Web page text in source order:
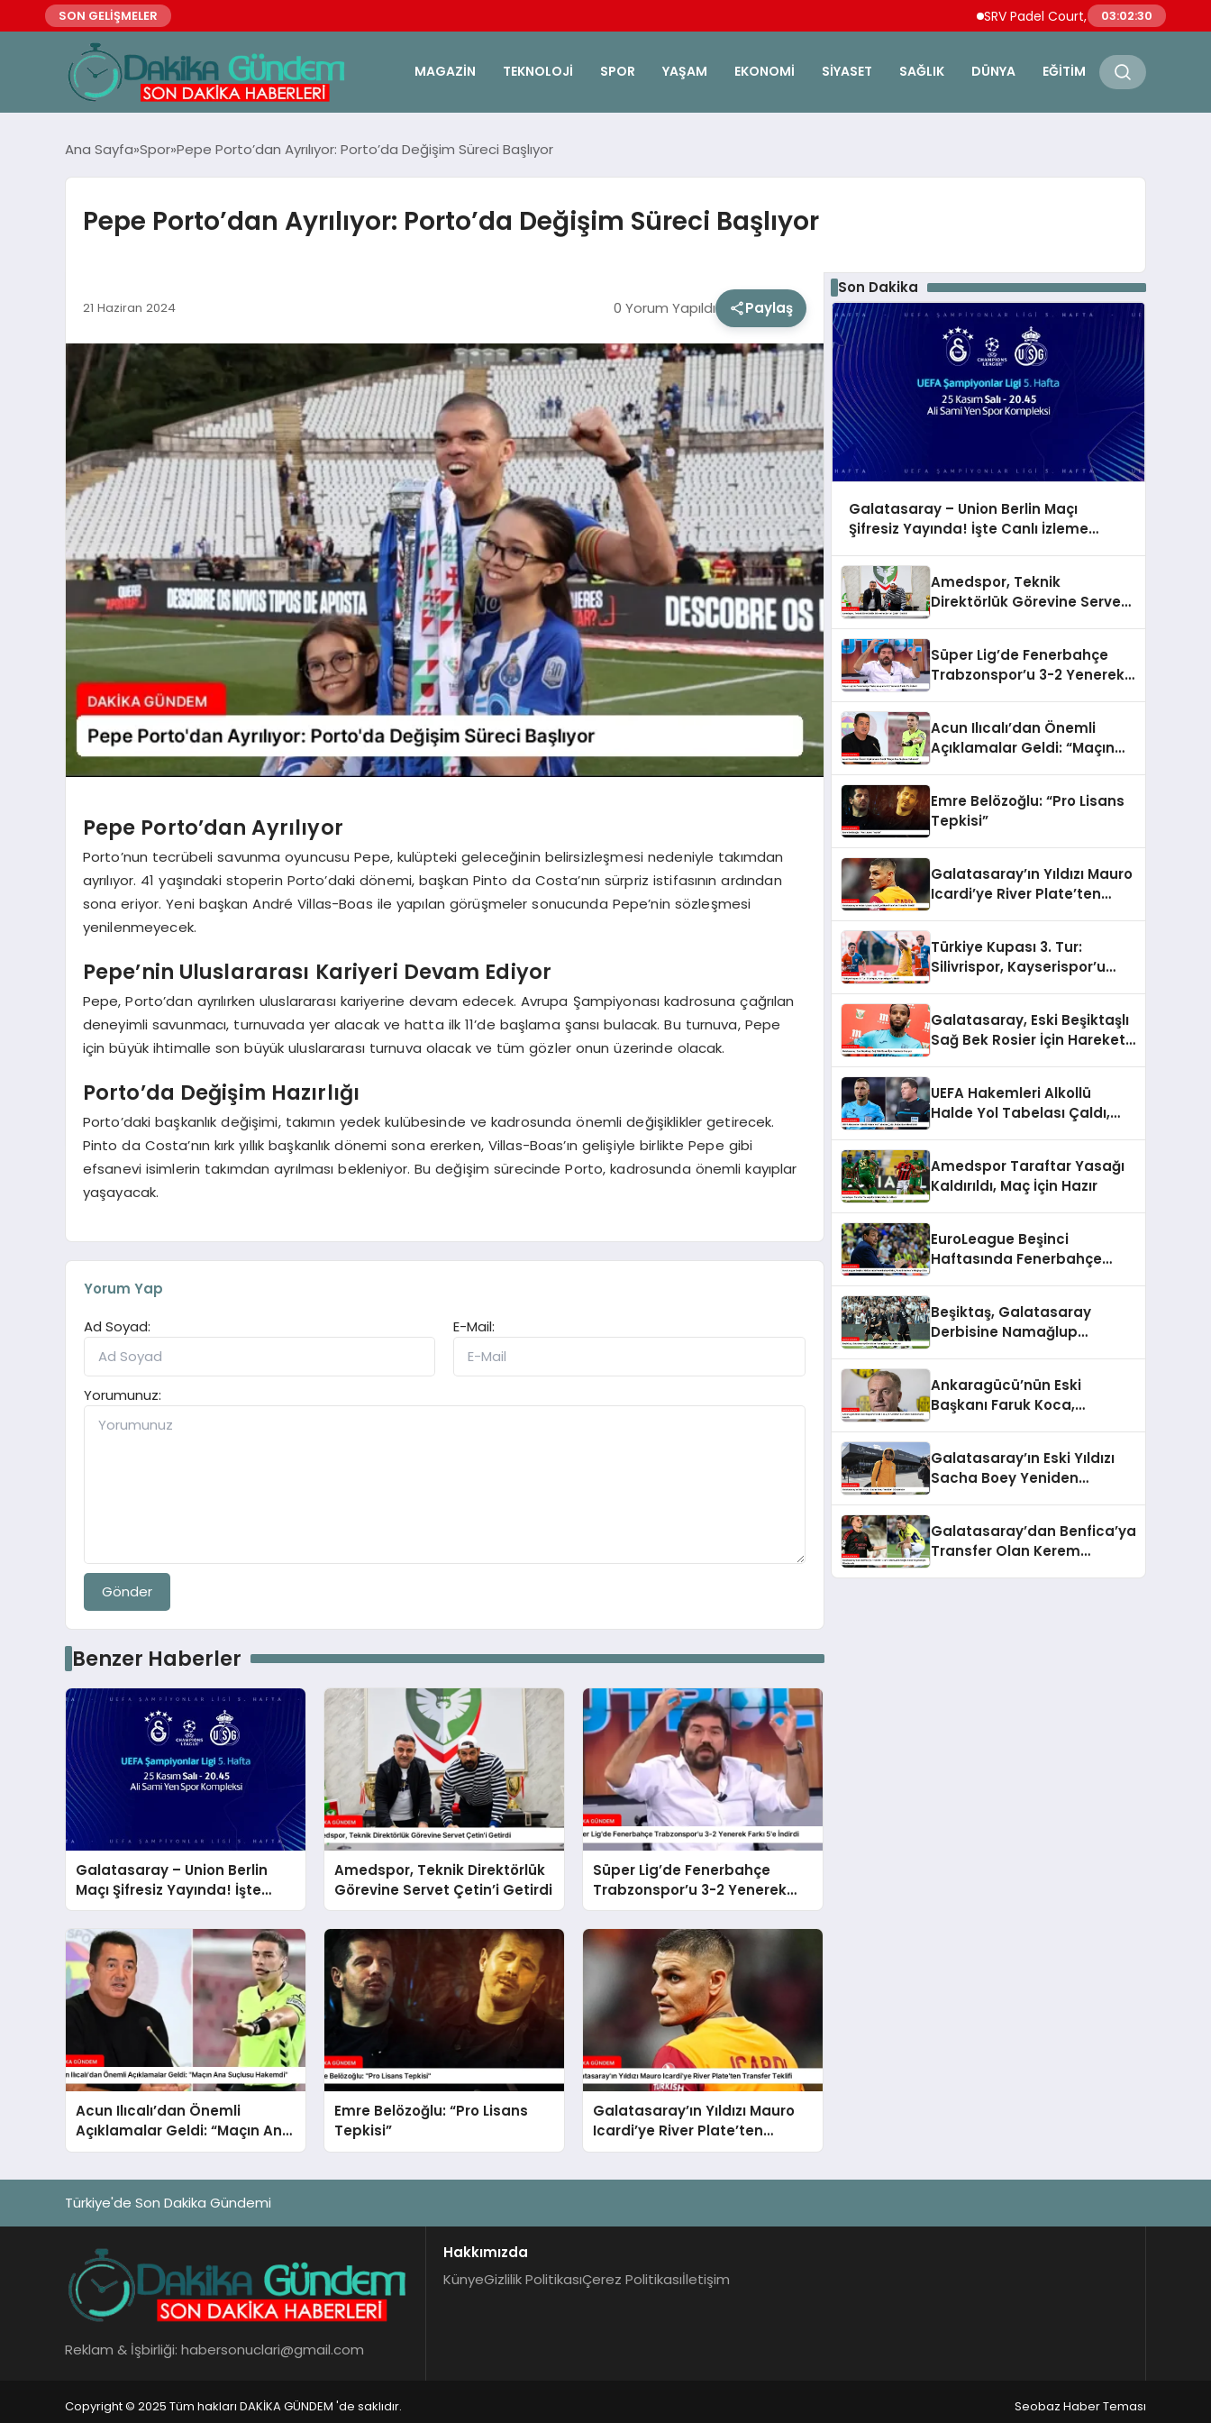
SON GELİŞMELER SRV Padel Court, Türkiye’de Padel
03:02:31
MAGAZIN TEKNOLOJI SPOR YAŞAM EKONOMI SIYASET SAĞLIK DÜNYA EĞITIM
Ana Sayfa Spor Pepe Porto’dan Ayrılıyor: Porto’da Değişim Süreci Başlıyor
Pepe Porto’dan Ayrılıyor: Porto’da Değişim Süreci Başlıyor
21 Haziran 2024 0 Yorum Yapıldı Paylaş
Pepe Porto’dan Ayrılıyor
Porto’nun tecrübeli savunma oyuncusu Pepe, kulüpteki geleceğinin belirsizleşmesi nedeniyle takımdan
ayrılıyor. 41 yaşındaki stoperin Porto’daki dönemi, başkan Pinto da Costa’nın sürpriz istifasının ardından
sona eriyor. Yeni başkan André Villas-Boas ile yapılan görüşmeler sonucunda Pepe’nin sözleşmesi
yenilenmeyecek.
Pepe’nin Uluslararası Kariyeri Devam Ediyor
Pepe, Porto’dan ayrılırken uluslararası kariyerine devam edecek. Avrupa Şampiyonası kadrosuna çağrılan
deneyimli savunmacı, turnuvada yer alacak ve hatta ilk 11’de başlama şansı bulacak. Bu turnuva, Pepe
için büyük ihtimalle son büyük uluslararası turnuva olacak ve tüm gözler onun üzerinde olacak.
Porto’da Değişim Hazırlığı
Porto’daki başkanlık değişimi, takımın yedek kulübesinde ve kadrosunda önemli değişiklikler getirecek.
Pinto da Costa’nın kırk yıllık başkanlık dönemi sona ererken, Villas-Boas’ın gelişiyle birlikte Pepe gibi
efsanevi isimlerin takımdan ayrılması bekleniyor. Bu değişim sürecinde Porto, kadrosunda önemli kayıplar
yaşayacak.
Yorum Yap
Ad Soyad:
E-Mail:
Yorumunuz:
Gönder
Benzer Haberler
Galatasaray – Union Berlin
Maçı Şifresiz Yayında! İşte
Canlı İzleme Adresi
Amedspor, Teknik Direktörlük
Görevine Servet Çetin’i Getirdi
Süper Lig’de Fenerbahçe
Trabzonspor’u 3-2 Yenerek
Farkı 5’e İndirdi
Acun Ilıcalı’dan Önemli
Açıklamalar Geldi: “Maçın Ana
Suçlusu Hakemdi”
Emre Belözoğlu: “Pro Lisans
Tepkisi”
Galatasaray’ın Yıldızı Mauro
Icardi’ye River Plate’ten
Transfer Teklifi
Son Dakika
Galatasaray – Union Berlin Maçı
Şifresiz Yayında! İşte Canlı İzleme
Amedspor, Teknik
Direktörlük Görevine Servet
Süper Lig’de Fenerbahçe
Trabzonspor’u 3-2 Yenerek
Acun Ilıcalı’dan Önemli
Açıklamalar Geldi: “Maçın
Emre Belözoğlu: “Pro Lisans
Tepkisi”
Galatasaray’ın Yıldızı Mauro
Icardi’ye River Plate’ten
Türkiye Kupası 3. Tur:
Silivrispor, Kayserispor’u
Galatasaray, Eski Beşiktaşlı
Sağ Bek Rosier İçin Harekete
UEFA Hakemleri Alkollü
Halde Yol Tabelası Çaldı,
Amedspor Taraftar Yasağı
Kaldırıldı, Maç İçin Hazır
EuroLeague Beşinci
Haftasında Fenerbahçe
Beşiktaş, Galatasaray
Derbisine Namağlup
Ankaragücü’nün Eski
Başkanı Faruk Koca,
Galatasaray’ın Eski Yıldızı
Sacha Boey Yeniden
Galatasaray’dan Benfica’ya
Transfer Olan Kerem
Türkiye'de Son Dakika Gündemi
Reklam & İşbirliği: habersonuclari@gmail.com
Hakkımızda
KünyeGizlilik PolitikasıÇerez Politikasıİletişim
Copyright © 2025 Tüm hakları DAKİKA GÜNDEM 'de saklıdır. Seobaz Haber Teması